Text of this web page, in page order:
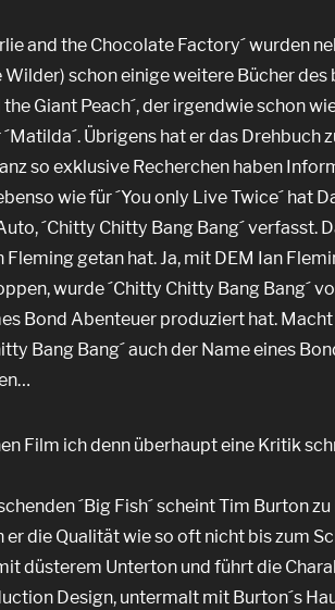
and the Chocolate Factory´ wurden
schon einige weitere Bücher
Giant Peach´, der irgendwie schon
Übrigens hat er das Drehbuch
so exklusive Recherchen haben
wie für ´You only Live Twice´ hat
´Chitty Chitty Bang Bang´ verfasst.
getan hat. Ja, mit DEM Ian
wurde ´Chitty Chitty Bang Bang´
Bond Abenteuer produziert hat.
Bang Bang´ auch der Name eines
Film ich denn überhaupt eine Kritik
´Big Fish´ scheint Tim Burton
die Qualität wie so oft nicht bis zum
düsterem Unterton und führt die
Design, untermalt mit Burton´s